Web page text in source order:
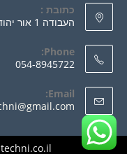
כתובת :
העבודה 1 אור יהודה
Phone:
054-8945722
Email: